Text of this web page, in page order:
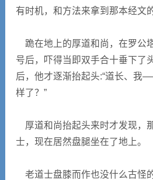
有时机，和方法来拿到那本经文的
跪在地上的厚道和尚，在罗公
号后，吓得当即双手合十垂下了
后，他才逐渐抬起头:“道长、我
样了？”
厚道和尚抬起头来时才发现，
士，现在居然盘腿坐在了地上。
老道士盘膝而作也没什么古怪